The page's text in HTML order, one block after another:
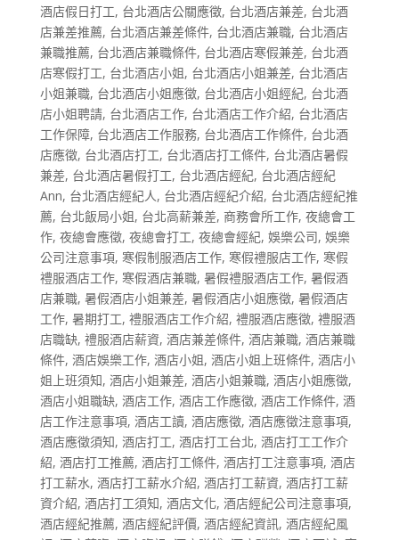
酒店假日打工, 台北酒店公關應徵, 台北酒店兼差, 台北酒
店兼差推薦, 台北酒店兼差條件, 台北酒店兼職, 台北酒店
兼職推薦, 台北酒店兼職條件, 台北酒店寒假兼差, 台北酒
店寒假打工, 台北酒店小姐, 台北酒店小姐兼差, 台北酒店
小姐兼職, 台北酒店小姐應徵, 台北酒店小姐經紀, 台北酒
店小姐聘請, 台北酒店工作, 台北酒店工作介紹, 台北酒店
工作保障, 台北酒店工作服務, 台北酒店工作條件, 台北酒
店應徵, 台北酒店打工, 台北酒店打工條件, 台北酒店暑假
兼差, 台北酒店暑假打工, 台北酒店經紀, 台北酒店經紀
Ann, 台北酒店經紀人, 台北酒店經紀介紹, 台北酒店經紀推
薦, 台北飯局小姐, 台北高薪兼差, 商務會所工作, 夜總會工
作, 夜總會應徵, 夜總會打工, 夜總會經紀, 娛樂公司, 娛樂
公司注意事項, 寒假制服酒店工作, 寒假禮服店工作, 寒假
禮服酒店工作, 寒假酒店兼職, 暑假禮服酒店工作, 暑假酒
店兼職, 暑假酒店小姐兼差, 暑假酒店小姐應徵, 暑假酒店
工作, 暑期打工, 禮服酒店工作介紹, 禮服酒店應徵, 禮服酒
店職缺, 禮服酒店薪資, 酒店兼差條件, 酒店兼職, 酒店兼職
條件, 酒店娛樂工作, 酒店小姐, 酒店小姐上班條件, 酒店小
姐上班須知, 酒店小姐兼差, 酒店小姐兼職, 酒店小姐應徵,
酒店小姐職缺, 酒店工作, 酒店工作應徵, 酒店工作條件, 酒
店工作注意事項, 酒店工讀, 酒店應徵, 酒店應徵注意事項,
酒店應徵須知, 酒店打工, 酒店打工台北, 酒店打工工作介
紹, 酒店打工推薦, 酒店打工條件, 酒店打工注意事項, 酒店
打工薪水, 酒店打工薪水介紹, 酒店打工薪資, 酒店打工薪
資介紹, 酒店打工須知, 酒店文化, 酒店經紀公司注意事項,
酒店經紀推薦, 酒店經紀評價, 酒店經紀資訊, 酒店經紀風